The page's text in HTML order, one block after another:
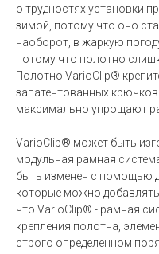
о трудностях установки
зимой, потому что оно
наоборот, в жаркую
потому что полотно
Полотно VarioClip®
запатентованных
максимально упрощают
VarioClip® может быть
модульная рамная
быть изменен с помощью
которые можно добавлять
что VarioClip® - рамная
крепления полотна,
строго определенном